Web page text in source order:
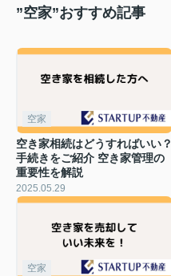
”空家”おすすめ記事
空家
空き家相続はどうすればいい？
手続きをご紹介 空き家管理の
重要性を解説
2025.05.29
空家